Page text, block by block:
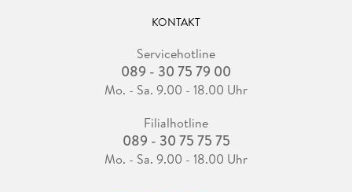
KONTAKT
Servicehotline
089 - 30 75 79 00
Mo. - Sa. 9.00 - 18.00 Uhr
Filialhotline
089 - 30 75 75 75
Mo. - Sa. 9.00 - 18.00 Uhr